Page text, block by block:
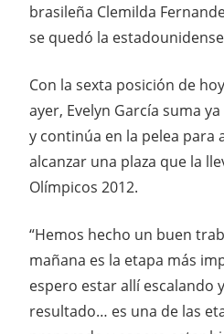
brasileña Clemilda
se quedó la
Con la sexta posición de
ayer, Evelyn García suma
y continúa en la pelea para
alcanzar una plaza que la
Olímpicos 2012.
“Hemos hecho un buen
mañana es la etapa más
espero estar allí escalando
resultado… es una de las